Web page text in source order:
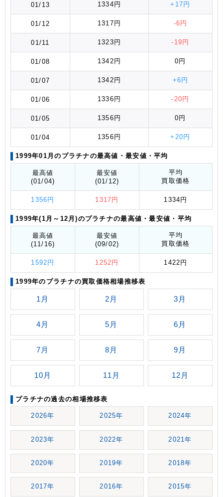
01/13 1334円 +17円
01/12 1317円 -6円
01/11 1323円 -19円
01/08 1342円 0円
01/07 1342円 +6円
01/06 1336円 -20円
01/05 1356円 0円
01/04 1356円 +20円
1999年01月のプラチナの最高値 ・最安値 ・平均
最高値
(01/04)
最安値
(01/12)
平均
買取価格
1356円 1317円 1334円
1999年(1月～12月)のプラチナの最高値 ・最安値 ・平均
最高値
(11/16)
最安値
(09/02)
平均
買取価格
1592円 1252円 1422円
1999年のプラチナの買取価格相場推移表
1月 2月 3月
4月 5月 6月
7月 8月 9月
10月 11月 12月
プラチナの過去の相場推移表
2026年 2025年 2024年
2023年 2022年 2021年
2020年 2019年 2018年
2017年 2016年 2015年